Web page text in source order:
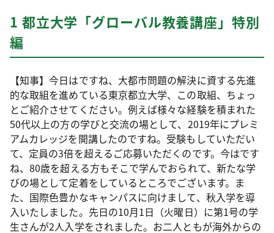
1 都立大学「グローバル教養講座」特別
編
【知事】今日はですね、大都市問題の解決に資する先進
的な取組を進めている東京都立大学、この取組、ちょっ
とご紹介させてください。例えば様々な経験を積まれた
50代以上の方の学びと交流の場として、2019年にプレミ
アムカレッジを開講したのですね。受験もしていただい
て、定員の3倍を超えるご応募いただくのです。今はです
ね、80歳を超える方もそこで学んでおられて、新たな学
びの場として定着をしているところでございます。ま
た、国際色豊かなキャンパスに向けまして、秋入学を導
入いたしました。先日の10月1日（火曜日）に第1号の学
生さんが2人入学をされました。お二人ともが海外からの